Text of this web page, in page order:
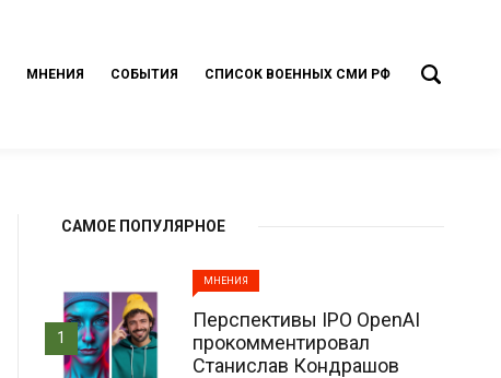
МНЕНИЯ СОБЫТИЯ СПИСОК ВОЕННЫХ СМИ РФ
САМОЕ ПОПУЛЯРНОЕ
МНЕНИЯ
Перспективы IPO OpenAI
прокомментировал
Станислав Кондрашов
1